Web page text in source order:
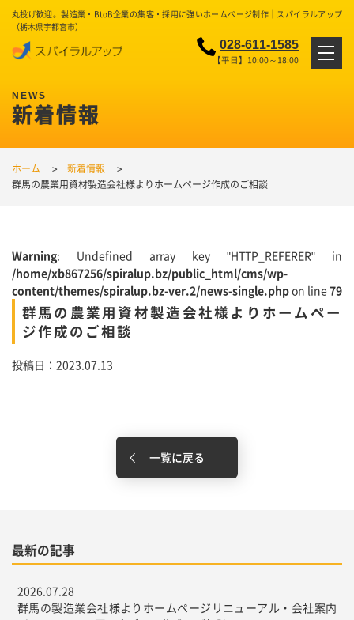
丸投げ歓迎。製造業・BtoB企業の集客・採用に強いホームページ制作｜スパイラルアップ
（栃木県宇都宮市）
028-611-1585
【平日】10:00～18:00
新着情報
ホーム
新着情報
群馬の農業用資材製造会社様よりホームページ作成のご相談
Warning: Undefined array key "HTTP_REFERER" in
/home/xb867256/spiralup.bz/public_html/cms/wp-
content/themes/spiralup.bz-ver.2/news-single.phpon line79
群馬の農業用資材製造会社様よりホームペー
ジ作成のご相談
投稿日：2023.07.13
一覧に戻る
最新の記事
2026.07.28
群馬の製造業会社様よりホームページリニューアル・会社案内